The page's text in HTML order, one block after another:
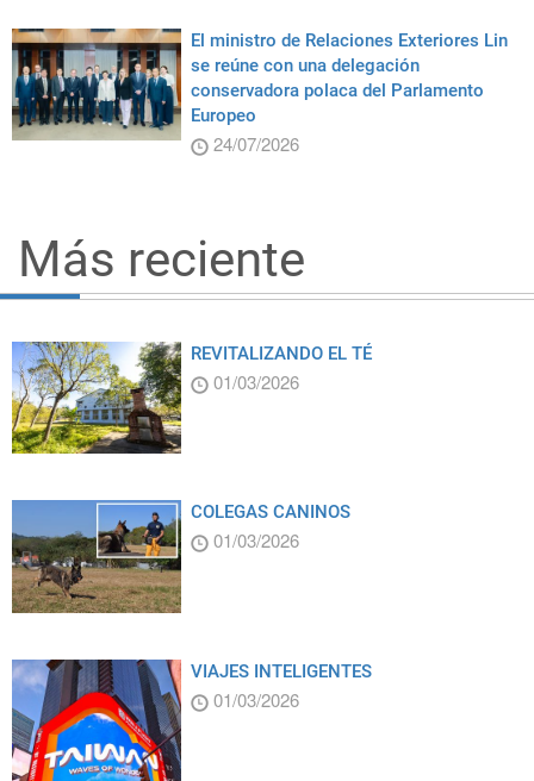
El ministro de Relaciones Exteriores Lin
se reúne con una delegación
conservadora polaca del Parlamento
Europeo
24/07/2026
Más reciente
REVITALIZANDO EL TÉ
01/03/2026
COLEGAS CANINOS
01/03/2026
VIAJES INTELIGENTES
01/03/2026